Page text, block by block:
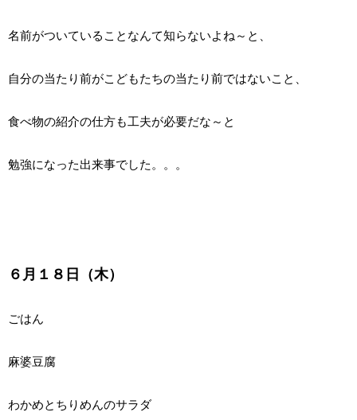
名前がついていることなんて知らないよね～と、
自分の当たり前がこどもたちの当たり前ではないこと、
食べ物の紹介の仕方も工夫が必要だな～と
勉強になった出来事でした。。。
６月１８日（木）
ごはん
麻婆豆腐
わかめとちりめんのサラダ